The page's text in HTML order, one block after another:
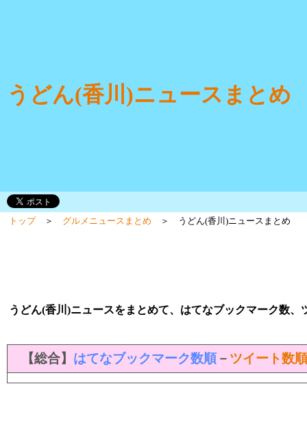
うどん(香川)ニュースまとめ
トップ＞ グルメニュースまとめ ＞ うどん(香川)ニュースまとめ
うどん(香川)ニュースをまとめて、はてなブックマーク数
【総合】 はてなブックマーク数順 － ツイート数順